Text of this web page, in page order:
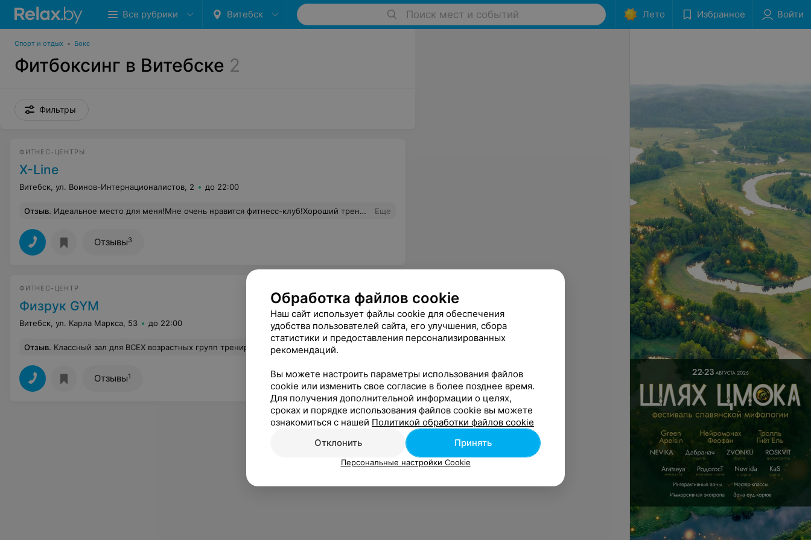
Все рубрики Витебск Поиск мест и событий Лето Избранное Войти
Спорт и отдых • Бокс
Фитбоксинг в Витебске 2
Фильтры
ФИТНЕС-ЦЕНТРЫ
X-Line
Витебск, ул. Воинов-Интернационалистов, 2 до 22:00
Отзыв. Идеальное место для меня!Мне очень нравится фитнесс-клуб!Хороший тренер,всегда отличное настроение и идеальная обстановка.Я рада,что попала именно туда! Еще
Отзывы3
ФИТНЕС-ЦЕНТР
Физрук GYM
Витебск, ул. Карла Маркса, 53 до 22:00
Отзыв. Классный зал для ВСЕХ возрастных групп тренирующихся (от старших школьников до пенсионеров). Есть ВСЕ что надо. Адекватный и профессиональный тренерский состав, тренировки в музыкальном сопровождении, замечательные раздевалки и сан узлы, все раздельно, индивидуальные тренировки. Мой сын похудел на 35 кг, стал настоящим атлетом. Супер.
Отзывы1
Обработка файлов cookie
Наш сайт использует файлы cookie для обеспечения
удобства пользователей сайта, его улучшения, сбора
статистики и предоставления персонализированных
рекомендаций.
Вы можете настроить параметры использования файлов
cookie или изменить свое согласие в более позднее время.
Для получения дополнительной информации о целях,
сроках и порядке использования файлов cookie вы можете
ознакомиться с нашей Политикой обработки файлов cookie
Отклонить
Принять
Персональные настройки Cookie